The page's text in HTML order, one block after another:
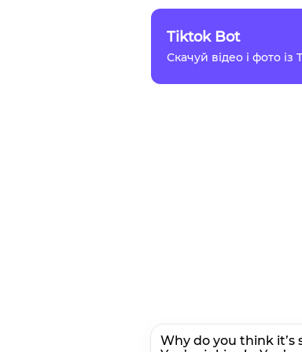
Tiktok Bot
Скачуй відео і фото
Why do you think it’s